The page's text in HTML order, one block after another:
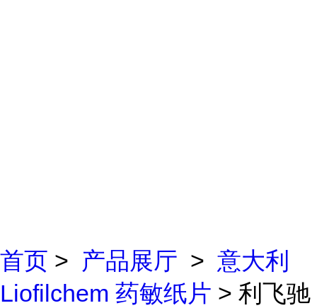
首页 > 产品展厅 > 意大利
Liofilchem 药敏纸片 > 利飞驰